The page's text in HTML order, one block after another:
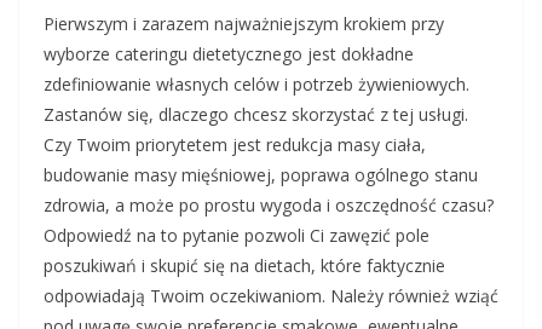
Pierwszym i zarazem najważniejszym krokiem przy
wyborze cateringu dietetycznego jest dokładne
zdefiniowanie własnych celów i potrzeb żywieniowych.
Zastanów się, dlaczego chcesz skorzystać z tej usługi.
Czy Twoim priorytetem jest redukcja masy ciała,
budowanie masy mięśniowej, poprawa ogólnego stanu
zdrowia, a może po prostu wygoda i oszczędność czasu?
Odpowiedź na to pytanie pozwoli Ci zawęzić pole
poszukiwań i skupić się na dietach, które faktycznie
odpowiadają Twoim oczekiwaniom. Należy również wziąć